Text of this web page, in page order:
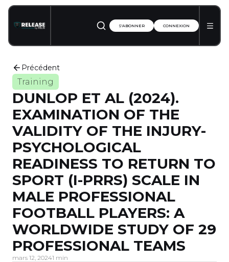
S'ABONNER CONNEXION
Précédent
Training
DUNLOP ET AL (2024).
EXAMINATION OF THE
VALIDITY OF THE INJURY-
PSYCHOLOGICAL
READINESS TO RETURN TO
SPORT (I-PRRS) SCALE IN
MALE PROFESSIONAL
FOOTBALL PLAYERS: A
WORLDWIDE STUDY OF 29
PROFESSIONAL TEAMS
mars 12, 20241 min